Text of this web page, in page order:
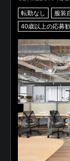
転勤なし 服装
40歳以上の応募